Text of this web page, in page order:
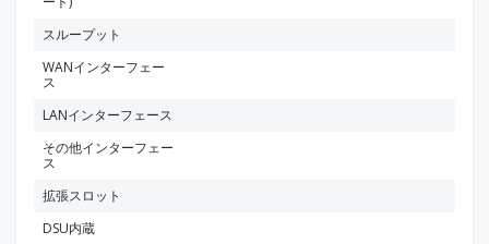
スループット
WANインターフェー
ス
LANインターフェース
その他インターフェー
ス
拡張スロット
DSU内蔵